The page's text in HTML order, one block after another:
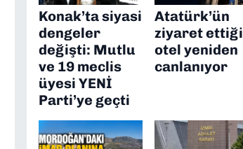
Konak’ta siyasi
dengeler
değişti: Mutlu
ve 19 meclis
üyesi YENİ
Parti’ye geçti
Atatürk’ün
ziyaret ettiği
otel yeniden
canlanıyor